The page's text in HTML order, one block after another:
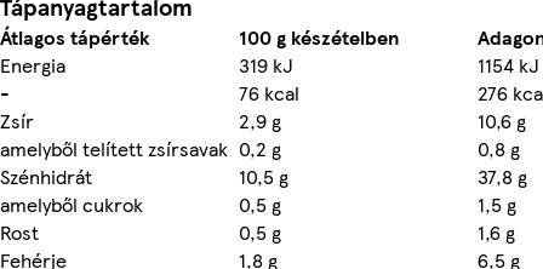
Átlagos tápérték 100 g készételben
Energia
319 kJ
1154 kJ
-
76 kcal
276
Zsír
2,9 g
10,6 g
amelyből telített zsírsavak 0,2 g
0,8 g
Szénhidrát
10,5 g
37,8 g
amelyből cukrok
0,5 g
1,5 g
Rost
0,5 g
1,6 g
Fehérje
1,8 g
6,5 g